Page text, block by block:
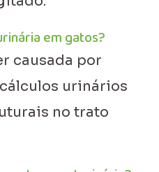
em gatos?
causada por
urinários
no trato